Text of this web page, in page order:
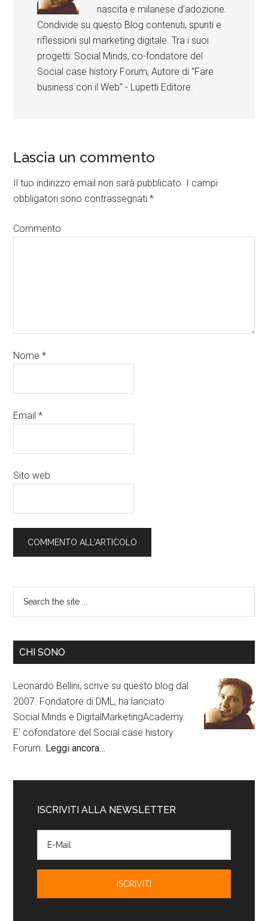
nascita e milanese d'adozione.
Condivide su questo Blog contenuti, spunti e
riflessioni sul marketing digitale. Tra i suoi
progetti: Social Minds, co-fondatore del
Social case history Forum, Autore di "Fare
business con il Web" - Lupetti Editore.
Lascia un commento
Il tuo indirizzo email non sarà pubblicato. I campi
obbligatori sono contrassegnati*
Commento
Nome*
Email*
Sito web
CHI SONO
Leonardo Bellini, scrive su questo blog dal
2007. Fondatore di DML, ha lanciato
Social Minds e DigitalMarketingAcademy.
E' cofondatore del Social case history
Forum. Leggi ancora…
ISCRIVITI ALLA NEWSLETTER